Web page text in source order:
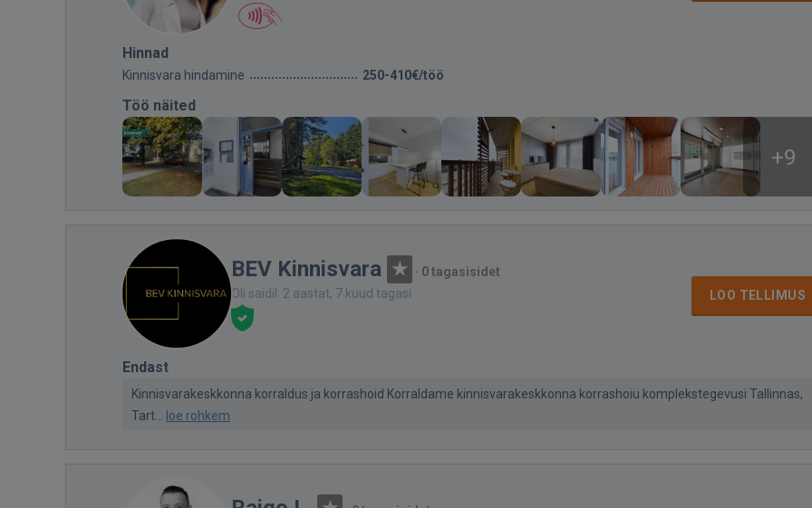
Hinnad
Kinnisvara hindamine 250-410€/töö
Töö näited
+9
BEV Kinnisvara · 0 tagasisidet
Oli saidil: 2 aastat, 7 kuud tagasi
LOO TELLIMUS
Endast
Kinnisvarakeskkonna korraldus ja korrashoid Korraldame kinnisvarakeskkonna korrashoiu komplekstegevusi Tallinnas,
Tart...
loe rohkem